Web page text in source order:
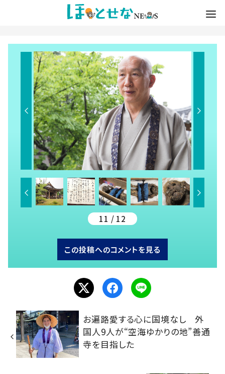
11 / 12
この投稿へのコメントを見る
お遍路愛する心に国境なし 外
国人9人が“空海ゆかりの地”善通
寺を目指した